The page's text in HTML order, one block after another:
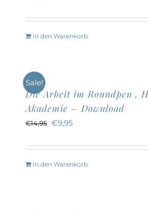
Optionen
gewählt
werden
In den Warenkorb
Sale!
Die Arbeit im Roundpen ,
Akademie – Download
€14,95 Ursprünglicher
war:
€14,95
€9,95Aktueller
ist:
€9,95.
In den Warenkorb